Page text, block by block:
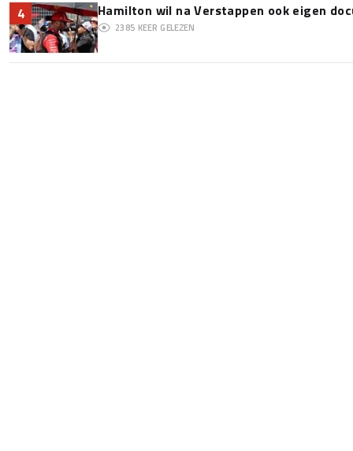
4 Hamilton wil na Verstappen ook eigen
2385 KEER GELEZEN